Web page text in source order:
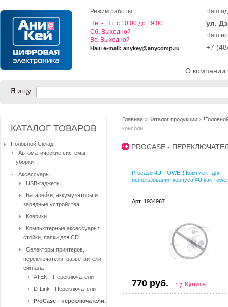
О компании
Режим работы:
Пн. - Пт. с 10:00 до 19:00
Cб. Выходной
Вс. Выходной
Наш e-mail: anykey@anycomp.ru
Наш
ул.
Наш
+7
Я ищу
Главная » Каталог продукции »
консоли
PROCASE -
Procase 4U-TOWER Комплект для
использования корпуса 4U как Tower
Арт. 1934967
770 руб. Купить
КАТАЛОГ ТОВАРОВ
!Головной Склад
Автоматические системы
уборки
Аксессуары
USB-гаджеты
Батарейки, аккумуляторы и
зарядные устройства
Коврики
Компьютерные аксессуары:
стойки, папки для CD
Селекторы принтеров,
переключатели, разветвители
сигнала
ATEN - Переключатели
D-Link - Переключатели
ProCase - переключатели,